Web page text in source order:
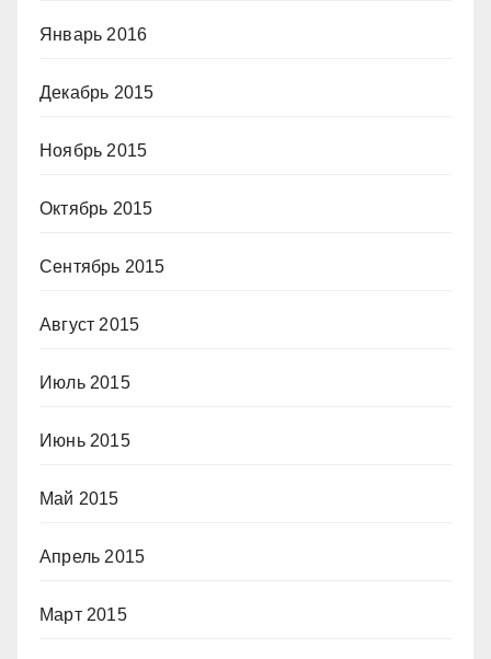
Январь 2016
Декабрь 2015
Ноябрь 2015
Октябрь 2015
Сентябрь 2015
Август 2015
Июль 2015
Июнь 2015
Май 2015
Апрель 2015
Март 2015